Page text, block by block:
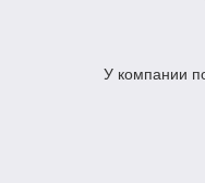
У компании